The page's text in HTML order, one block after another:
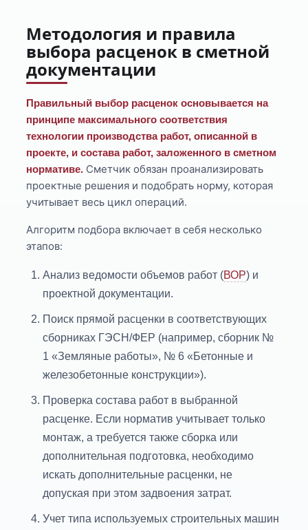
Методология и правила
выбора расценок в сметной
документации
Правильный выбор расценок основывается на
принципе максимального соответствия
технологии производства работ, описанной в
проекте, и состава работ, заложенного в сметном
нормативе. Сметчик обязан проанализировать
проектные решения и подобрать норму, которая
учитывает весь цикл операций.
Алгоритм подбора включает в себя несколько
этапов:
Анализ ведомости объемов работ (ВОР) и
проектной документации.
Поиск прямой расценки в соответствующих
сборниках ГЭСН/ФЕР (например, сборник №
1 «Земляные работы», № 6 «Бетонные и
железобетонные конструкции»).
Проверка состава работ в выбранной
расценке. Если норматив учитывает только
монтаж, а требуется также сборка или
дополнительная подготовка, необходимо
искать дополнительные расценки, не
допуская при этом задвоения затрат.
Учет типа используемых строительных машин